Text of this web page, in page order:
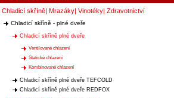
Chladicí skříně| Mrazáky| Vinotéky| Zdravotnictví
Chladicí skříně - plné dveře
Chladicí skříně plné dveře
Ventilované chlazení
Statické chlazení
Kombinované chlazení
Chladicí skříně plné dveře TEFCOLD
Chladicí skříně plné dveře REDFOX